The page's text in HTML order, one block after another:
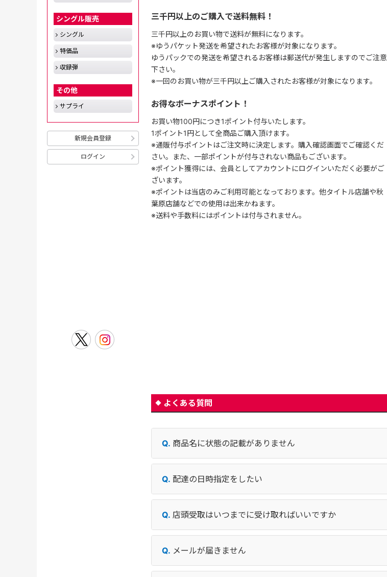
三千円以上のご購入で送料無料！
三千円以上のお買い物で送料が無料になります。
※ゆうパケット発送を希望されたお客様が対象になります。
ゆうパックでの発送を希望されるお客様は郵送代が発生しますのでご注意
下さい。
※一回のお買い物が三千円以上ご購入されたお客様が対象になります。
お得なボーナスポイント！
お買い物100円につき1ポイント付与いたします。
1ポイント1円として全商品ご購入頂けます。
※通販付与ポイントはご注文時に決定します。購入確認画面でご確認くだ
さい。また、一部ポイントが付与されない商品もございます。
※ポイント獲得には、会員としてアカウントにログインいただく必要がご
ざいます。
※ポイントは当店のみご利用可能となっております。他タイトル店舗や秋
葉原店舗などでの使用は出来かねます。
※送料や手数料にはポイントは付与されません。
よくある質問
商品名に状態の記載がありません
配達の日時指定をしたい
店頭受取はいつまでに受け取ればいいですか
メールが届きません
シングル販売
シングル
特価品
収録弾
その他
サプライ
新規会員登録
ログイン